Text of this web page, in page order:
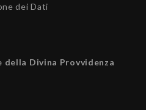
dei Dati
della Divina Provvidenza